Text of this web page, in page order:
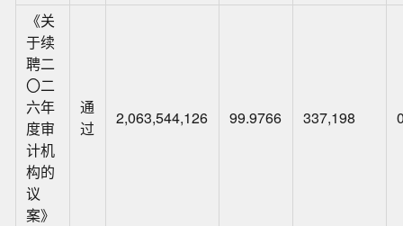
《关
于续
聘二
〇二
六年
度审
计机
构的
议
案》
通
过
2,063,544,126 99.9766 337,198